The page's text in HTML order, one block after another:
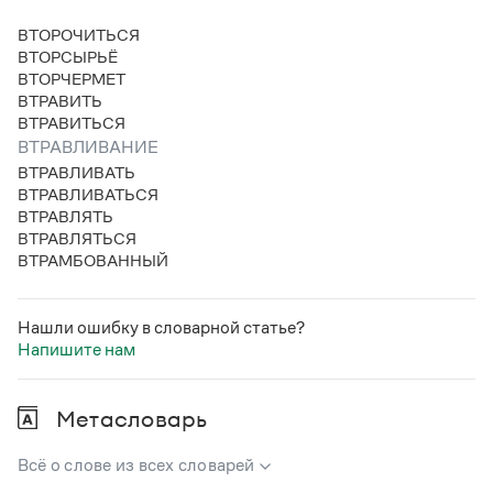
Монологи
Интервью
Лекции и подкасты
Рекомендуем
Учебник Грамоты
Правила русского языка: от азов до тонкостей
Интерактивные упражнения: от простого к сложному
Словари
Научпоп
Все книги
ВТОРОЧИТЬСЯ
ВТОРСЫРЬЁ
ВТОРЧЕРМЕТ
ВТРАВИТЬ
ВТРАВИТЬСЯ
ВТРАВЛИВАНИЕ
ВТРАВЛИВАТЬ
ВТРАВЛИВАТЬСЯ
ВТРАВЛЯТЬ
ВТРАВЛЯТЬСЯ
ВТРАМБОВАННЫЙ
Нашли ошибку в словарной статье?
Напишите нам
Метасловарь
Всё о слове из всех словарей